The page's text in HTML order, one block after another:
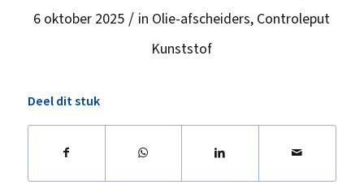
6 oktober 2025 / in Olie-afscheiders, Controleput
Kunststof
Deel dit stuk